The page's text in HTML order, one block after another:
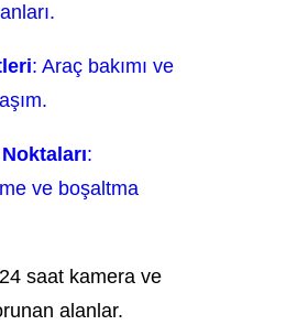
: Araç bakımı ve
:
ve boşaltma
saat kamera ve
alanlar.